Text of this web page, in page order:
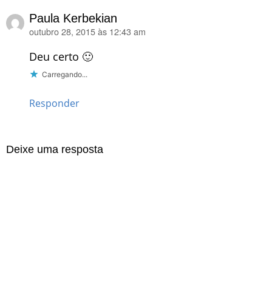
Paula Kerbekian
disse:
outubro 28, 2015 às 12:43 am
Deu certo 🙂
Carregando...
Responder
Deixe uma resposta